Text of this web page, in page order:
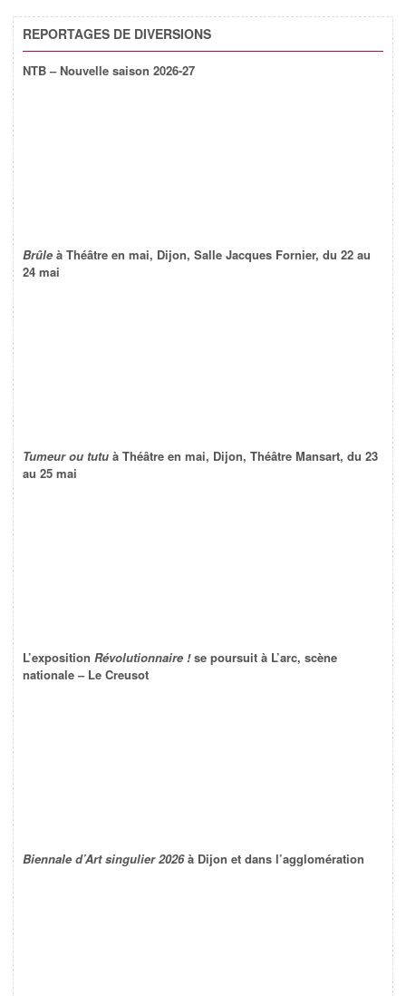
REPORTAGES DE DIVERSIONS
NTB – Nouvelle saison 2026-27
Brûle à Théâtre en mai, Dijon, Salle Jacques Fornier, du 22 au
24 mai
Tumeur ou tutu à Théâtre en mai, Dijon, Théâtre Mansart, du 23
au 25 mai
L’exposition Révolutionnaire !se poursuit à L’arc, scène
nationale – Le Creusot
Biennale d’Art singulier 2026à Dijon et dans l’agglomération